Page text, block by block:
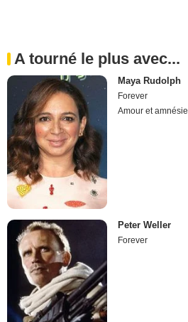
A tourné le plus avec...
Maya Rudolph
Forever
Amour et amnésie
Peter Weller
Forever